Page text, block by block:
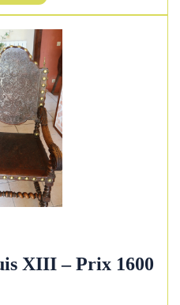
XIII – Prix 1600